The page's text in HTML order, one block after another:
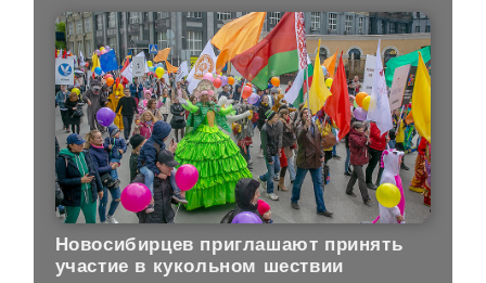
Новосибирцев приглашают принять
участие в кукольном шествии